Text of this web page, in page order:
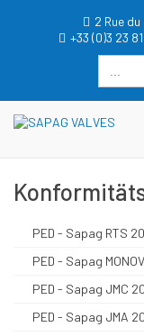
2 Rue
+33 (0)3 23
Search
for:
PED - Sapag RTS
PED - Sapag
PED - Sapag JMC
PED - Sapag JMA